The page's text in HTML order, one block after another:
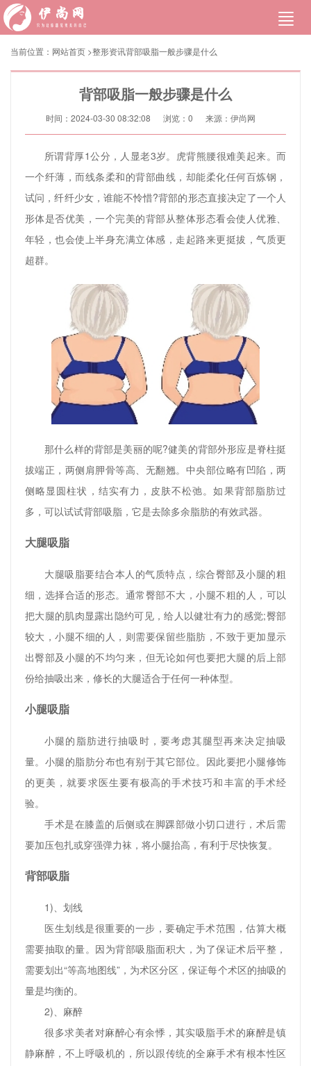
当前位置： 网站首页 >整形资讯背部吸脂一般步骤是什么
背部吸脂一般步骤是什么
时间：2024-03-30 08:32:08 浏览： 0 来源：伊尚网
所谓背厚1公分，人显老3岁。虎背熊腰很难美起来。而
一个纤薄，而线条柔和的背部曲线，却能柔化任何百炼钢，
试问，纤纤少女，谁能不怜惜?背部的形态直接决定了一个人
形体是否优美，一个完美的背部从整体形态看会使人优雅、
年轻，也会使上半身充满立体感，走起路来更挺拔，气质更
超群。
那什么样的背部是美丽的呢?健美的背部外形应是脊柱挺
拔端正，两侧肩胛骨等高、无翻翘。中央部位略有凹陷，两
侧略显圆柱状，结实有力，皮肤不松弛。如果背部脂肪过
多，可以试试背部吸脂，它是去除多余脂肪的有效武器。
大腿吸脂
大腿吸脂要结合本人的气质特点，综合臀部及小腿的粗
细，选择合适的形态。通常臀部不大，小腿不粗的人，可以
把大腿的肌肉显露出隐约可见，给人以健壮有力的感觉;臀部
较大，小腿不细的人，则需要保留些脂肪，不致于更加显示
出臀部及小腿的不均匀来，但无论如何也要把大腿的后上部
份给抽吸出来，修长的大腿适合于任何一种体型。
小腿吸脂
小腿的脂肪进行抽吸时，要考虑其腿型再来决定抽吸
量。小腿的脂肪分布也有别于其它部位。因此要把小腿修饰
的更美，就要求医生要有极高的手术技巧和丰富的手术经
验。
手术是在膝盖的后侧或在脚踝部做小切口进行，术后需
要加压包扎或穿强弹力袜，将小腿抬高，有利于尽快恢复。
背部吸脂
1)、划线
医生划线是很重要的一步，要确定手术范围，估算大概
需要抽取的量。因为背部吸脂面积大，为了保证术后平整，
需要划出“等高地图线”，为术区分区，保证每个术区的抽吸的
量是均衡的。
2)、麻醉
很多求美者对麻醉心有余悸，其实吸脂手术的麻醉是镇
静麻醉，不上呼吸机的，所以跟传统的全麻手术有根本性区